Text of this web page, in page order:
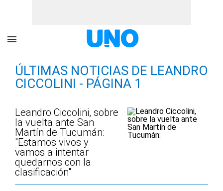
ÚLTIMAS NOTICIAS DE LEANDRO
CICCOLINI - PÁGINA 1
Leandro Ciccolini, sobre
la vuelta ante San
Martín de Tucumán:
"Estamos vivos y
vamos a intentar
quedarnos con la
clasificación"